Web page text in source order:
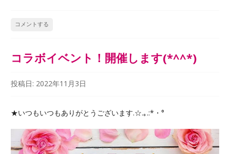
コメントする
コラボイベント！開催します(*^^*)
投稿日: 2022年11月3日
★いつもいつもありがとうございます.☆.｡.:*・°